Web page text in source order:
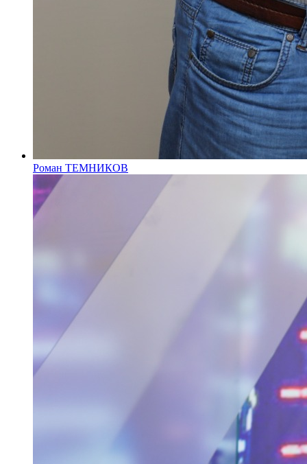
Роман ТЕМНИКОВ